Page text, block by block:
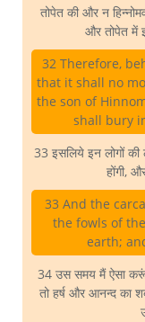
तोपेत की और न
और तोपेत में
32 Therefore,
that it shall no
the son of
shall bury
33 इसलिये इन लोगों
होंगी,
33 And the
the fowls of
earth;
34 उस समय मैं ऐसा
तो हर्ष और आनन्द का